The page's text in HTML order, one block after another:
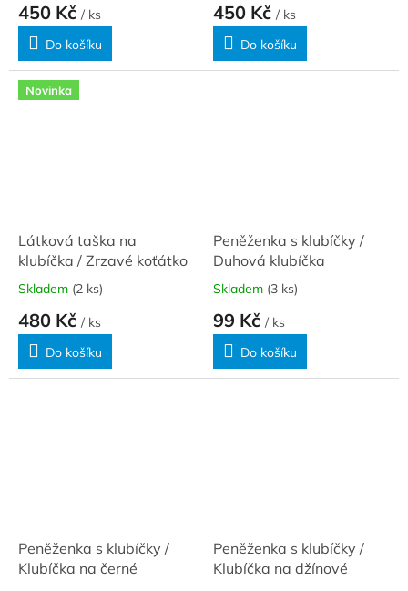
450 Kč / ks
Do košíku
450 Kč / ks
Do košíku
Novinka
Látková taška na
klubíčka / Zrzavé koťátko
Skladem (2 ks)
480 Kč / ks
Do košíku
Peněženka s klubíčky /
Duhová klubíčka
Skladem (3 ks)
99 Kč / ks
Do košíku
Peněženka s klubíčky /
Klubíčka na černé
Peněženka s klubíčky /
Klubíčka na džínové